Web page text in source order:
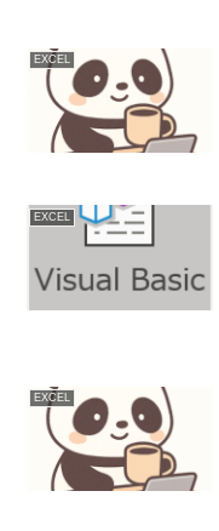
EXCEL
EXCEL
EXCEL